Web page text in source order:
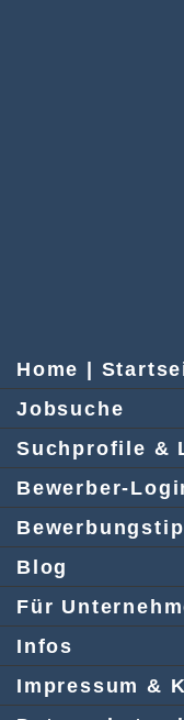
Home |
Jobsuche
Suchprofile &
Bewerber-
Blog
Für
Infos
Impressum &